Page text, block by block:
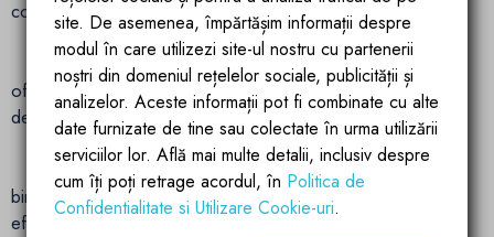
contribuie la durabilitatea cabinei de dus pe termen lung.
Izolatie Buna: Cabina de dus este proiectata pentru a
oferi o buna izolatie termica si pentru a preveni scurgerile
de apa in baie.
Montaj Usor : Instructiunile de montaj si componente
bine concepute fac ca instalarea sa fie simpla, fie ca o
efectuati personal sau apelati la un profesionist.
site. De asemenea, împărtășim informații despre
modul în care utilizezi site-ul nostru cu partenerii
noștri din domeniul rețelelor sociale, publicității și
analizelor. Aceste informații pot fi combinate cu alte
date furnizate de tine sau colectate în urma utilizării
serviciilor lor. Află mai multe detalii, inclusiv despre
cum îți poți retrage acordul, în Politica de
Confidentialitate si Utilizare Cookie-uri.